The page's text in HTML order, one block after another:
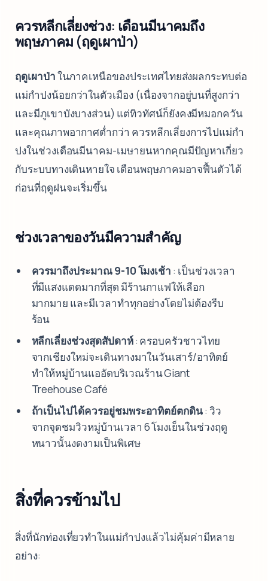
ควรหลีกเลี่ยงช่วง: เดือนมีนาคมถึง
พฤษภาคม (ฤดูเผาป่า)
ฤดูเผาป่าในภาคเหนือของประเทศไทยส่งผลกระทบต่อ
แม่กำปงน้อยกว่าในตัวเมือง (เนื่องจากอยู่บนที่สูงกว่า
และมีภูเขาบังบางส่วน) แต่ทิวทัศน์ก็ยังคงมีหมอกควัน
และคุณภาพอากาศต่ำกว่า ควรหลีกเลี่ยงการไปแม่กำ
ปงในช่วงเดือนมีนาคม-เมษายนหากคุณมีปัญหาเกี่ยว
กับระบบทางเดินหายใจ เดือนพฤษภาคมอาจฟื้นตัวได้
ก่อนที่ฤดูฝนจะเริ่มขึ้น
ช่วงเวลาของวันมีความสำคัญ
ควรมาถึงประมาณ 9-10 โมงเช้า : เป็นช่วงเวลา
ที่มีแสงแดดมากที่สุด มีร้านกาแฟให้เลือก
มากมาย และมีเวลาทำทุกอย่างโดยไม่ต้องรีบ
ร้อน
หลีกเลี่ยงช่วงสุดสัปดาห์: ครอบครัวชาวไทย
จากเชียงใหม่จะเดินทางมาในวันเสาร์/อาทิตย์
ทำให้หมู่บ้านแออัดบริเวณร้าน Giant
Treehouse Café
ถ้าเป็นไปได้ควรอยู่ชมพระอาทิตย์ตกดิน: วิว
จากจุดชมวิวหมู่บ้านเวลา 6 โมงเย็นในช่วงฤดู
หนาวนั้นงดงามเป็นพิเศษ
สิ่งที่ควรข้ามไป
สิ่งที่นักท่องเที่ยวทำในแม่กำปงแล้วไม่คุ้มค่ามีหลาย
อย่าง: